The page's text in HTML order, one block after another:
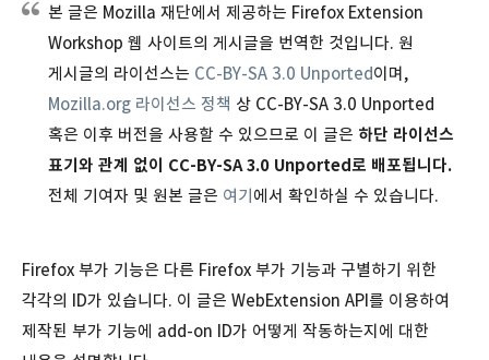
본 글은 Mozilla 재단에서 제공하는 Firefox Extension
Workshop 웹 사이트의 게시글을 번역한 것입니다. 원
게시글의 라이선스는 CC-BY-SA 3.0 Unported이며,
Mozilla.org 라이선스 정책 상 CC-BY-SA 3.0 Unported
혹은 이후 버전을 사용할 수 있으므로 이 글은 하단 라이선스
표기와 관계 없이 CC-BY-SA 3.0 Unported로 배포됩니다.
전체 기여자 및 원본 글은 여기에서 확인하실 수 있습니다.
Firefox 부가 기능은 다른 Firefox 부가 기능과 구별하기 위한
각각의 ID가 있습니다. 이 글은 WebExtension API를 이용하여
제작된 부가 기능에 add-on ID가 어떻게 작동하는지에 대한